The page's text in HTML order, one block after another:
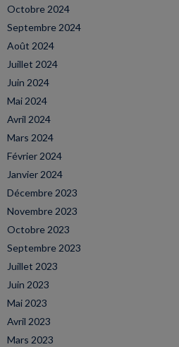
Octobre 2024
Septembre 2024
Août 2024
Juillet 2024
Juin 2024
Mai 2024
Avril 2024
Mars 2024
Février 2024
Janvier 2024
Décembre 2023
Novembre 2023
Octobre 2023
Septembre 2023
Juillet 2023
Juin 2023
Mai 2023
Avril 2023
Mars 2023